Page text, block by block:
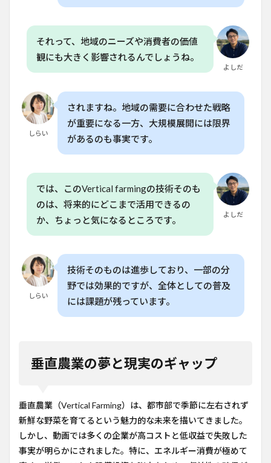
よしだ
それって、地域のニーズや消費者の価値
観にも大きく影響されるんでしょうね。
しらい
されますね。地域の需要に合わせた戦略
が重要になる一方、大規模展開には限界
があるのも事実です。
よしだ
では、このVertical farmingの技術そのも
のは、将来的にどこまで活用できるの
か、ちょっと気になるところです。
しらい
技術そのものは進歩しており、一部の分
野では効果的ですが、全体としての普及
には課題が残っています。
垂直農業の夢と現実のギャップ
垂直農業（Vertical Farming）は、都市部で季節に左右されず
新鮮な野菜を育てるという魅力的な未来を描いてきました。
しかし、動画では多くの企業が高コストと低収益で失敗した
事実が明らかにされました。特に、エネルギー消費が極めて